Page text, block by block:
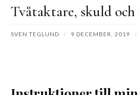
a
v
o
b
y
Tvåtaktare, skuld och
SVEN TEGLUND 9 DECEMBER, 2019